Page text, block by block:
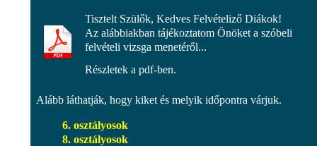
Tisztelt Szülők, Kedves Felvételiző Diákok!
Az alábbiakban tájékoztatom Önöket a szóbeli
felvételi vizsga menetéről...
Részletek a pdf-ben.
Alább láthatják, hogy kiket és melyik időpontra várjuk.
6. osztályosok
8. osztályosok